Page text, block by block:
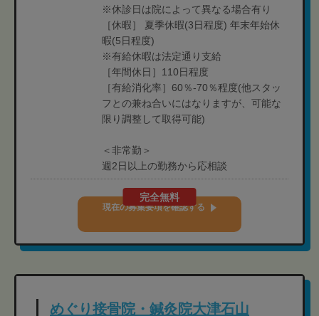
※休診日は院によって異なる場合有り
［休暇］ 夏季休暇(3日程度) 年末年始休
暇(5日程度)
※有給休暇は法定通り支給
［年間休日］110日程度
［有給消化率］60％-70％程度(他スタッ
フとの兼ね合いにはなりますが、可能な
限り調整して取得可能)
＜非常勤＞
週2日以上の勤務から応相談
完全無料
現在の募集要項を確認する
めぐり接骨院・鍼灸院大津石山